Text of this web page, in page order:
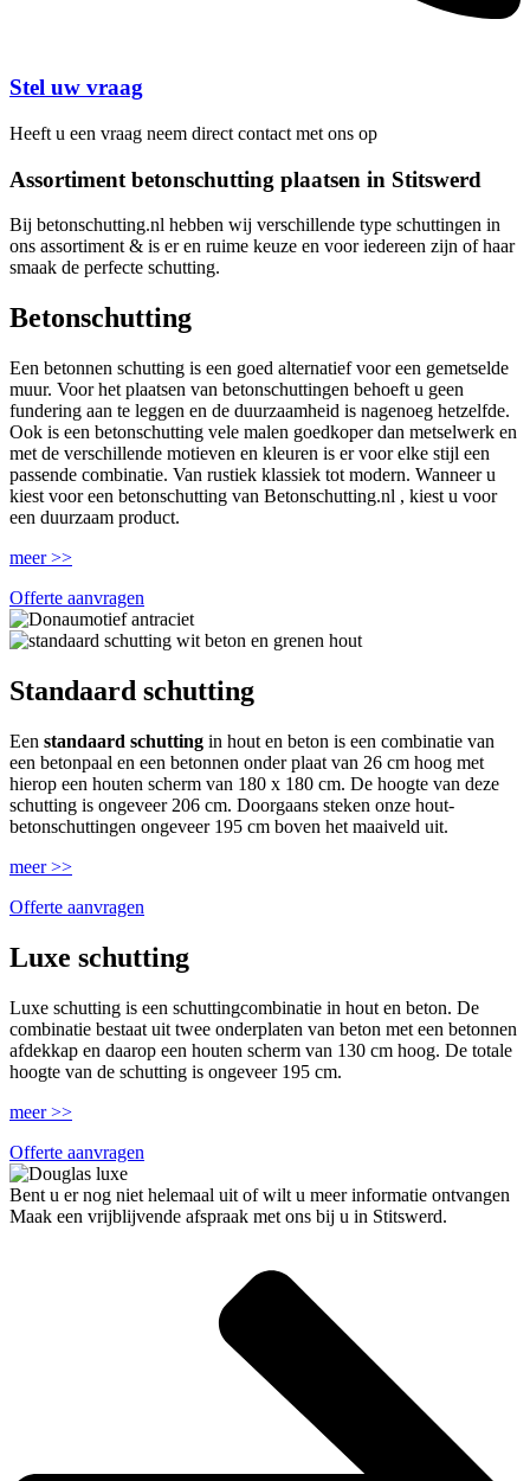
Stel uw vraag
Heeft u een vraag neem direct contact met ons op
Assortiment betonschutting plaatsen in Stitswerd
Bij betonschutting.nl hebben wij verschillende type schuttingen in
ons assortiment & is er en ruime keuze en voor iedereen zijn of haar
smaak de perfecte schutting.
Betonschutting
Een betonnen schutting is een goed alternatief voor een gemetselde
muur. Voor het plaatsen van betonschuttingen behoeft u geen
fundering aan te leggen en de duurzaamheid is nagenoeg hetzelfde.
Ook is een betonschutting vele malen goedkoper dan metselwerk en
met de verschillende motieven en kleuren is er voor elke stijl een
passende combinatie. Van rustiek klassiek tot modern. Wanneer u
kiest voor een betonschutting van Betonschutting.nl , kiest u voor
een duurzaam product.
meer >>
Offerte aanvragen
Standaard schutting
Een standaard schutting in hout en beton is een combinatie van
een betonpaal en een betonnen onder plaat van 26 cm hoog met
hierop een houten scherm van 180 x 180 cm. De hoogte van deze
schutting is ongeveer 206 cm. Doorgaans steken onze hout-
betonschuttingen ongeveer 195 cm boven het maaiveld uit.
meer >>
Offerte aanvragen
Luxe schutting
Luxe schutting is een schuttingcombinatie in hout en beton. De
combinatie bestaat uit twee onderplaten van beton met een betonnen
afdekkap en daarop een houten scherm van 130 cm hoog. De totale
hoogte van de schutting is ongeveer 195 cm.
meer >>
Offerte aanvragen
Bent u er nog niet helemaal uit of wilt u meer informatie ontvangen
Maak een vrijblijvende afspraak met ons bij u in Stitswerd.